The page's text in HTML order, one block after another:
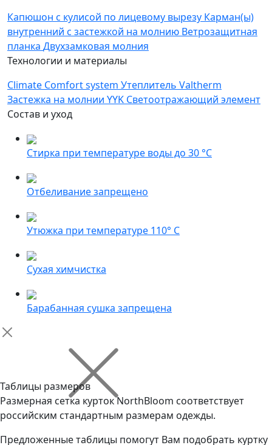
Капюшон с кулисой по лицевому вырезу Карман(ы)
внутренний с застежкой на молнию Ветрозащитная
планка Двухзамковая молния
Технологии и материалы
Climate Comfort system Утеплитель Valtherm
Застежка на молнии YYK Светоотражающий элемент
Состав и уход
Стирка при температуре воды до 30 °C
Отбеливание запрещено
Утюжка при температуре 110° С
Сухая химчистка
Барабанная сушка запрещена
Таблицы размеров
Размерная сетка курток NorthBloom соответствует
российским стандартным размерам одежды.
Предложенные таблицы помогут Вам подобрать куртку